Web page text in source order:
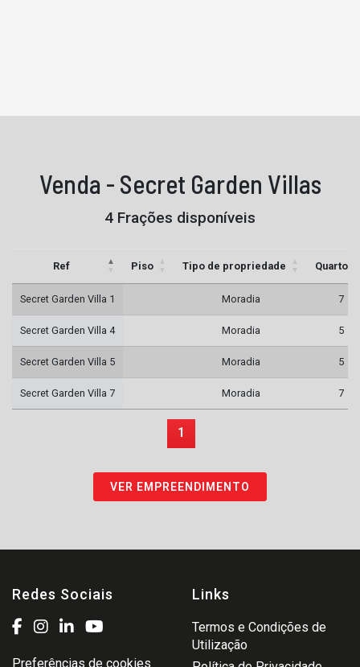
Venda - Secret Garden Villas
4 Frações disponíveis
Ref Piso Tipo de propriedade Quartos
Secret Garden Villa 1 Moradia 7
Secret Garden Villa 4 Moradia 5
Secret Garden Villa 5 Moradia 5
Secret Garden Villa 7 Moradia 7
1
VER EMPREENDIMENTO
Redes Sociais
Preferências de cookies
Links
Termos e Condições de
Utilização